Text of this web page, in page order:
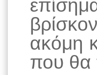
ακόμη
που θα